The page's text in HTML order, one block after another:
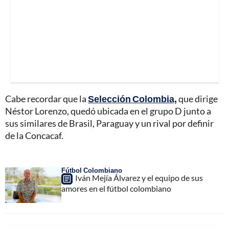
Cabe recordar que laSelección Colombia,que dirige
Néstor Lorenzo, quedó ubicada en el grupo D junto a
sus similares de Brasil, Paraguay y un rival por definir
de la Concacaf.
Fútbol Colombiano
Iván Mejía Álvarez y el equipo de sus
amores en el fútbol colombiano